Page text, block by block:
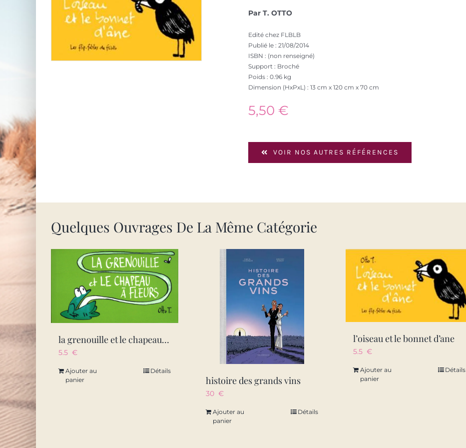
Par T. OTTO
Edité chez FLBLB
Publié le : 21/08/2014
ISBN : (non renseigné)
Support : Broché
Poids : 0.96 kg
Dimension (HxPxL) : 13 cm x 120 cm x 70 cm
5,50€
VOIR NOS AUTRES RÉFÉRENCES
Quelques Ouvrages De La Même Catégorie
la grenouille et le chapeau a fleurs
5.5 €
Ajouter au
panier
Détails
histoire des grands vins
30 €
Ajouter au
panier
Détails
l’oiseau et le bonnet d’ane
5.5 €
Ajouter au
panier
Détails